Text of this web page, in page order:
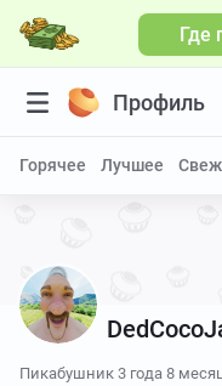
Где
Профиль
Горячее Лучшее
Пикабушник 3 года 8